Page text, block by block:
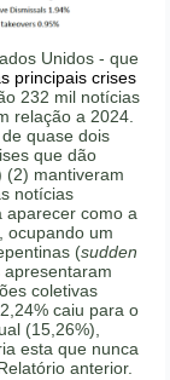
Unidos - que
principais crises
232 mil notícias
relação a 2024.
quase dois
que dão
(2) mantiveram
notícias
aparecer como a
ocupando um
(sudden
coletivas
caiu para o
(15,26%),
esta que nunca
anterior.